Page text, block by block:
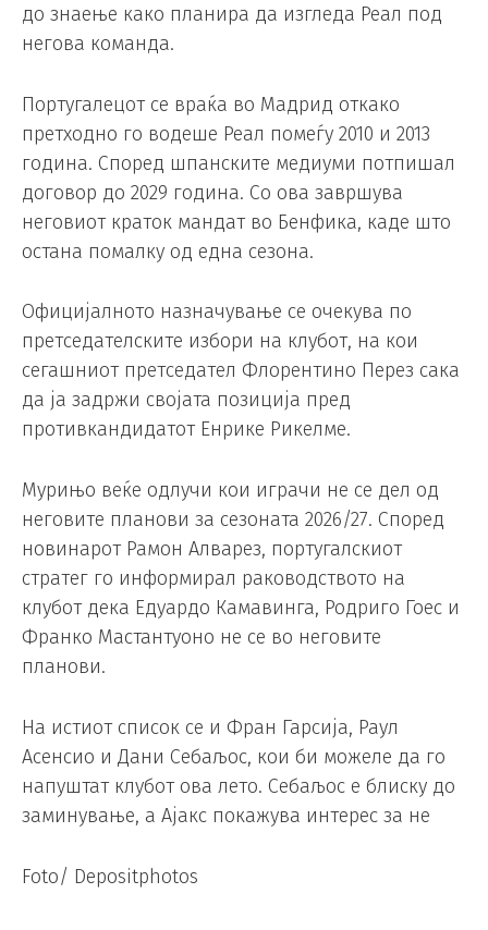
до знаење како планира да изгледа Реал под
негова команда.
Португалецот се враќа во Мадрид откако
претходно го водеше Реал помеѓу 2010 и 2013
година. Според шпанските медиуми потпишал
договор до 2029 година. Со ова завршува
неговиот краток мандат во Бенфика, каде што
остана помалку од една сезона.
Официјалното назначување се очекува по
претседателските избори на клубот, на кои
сегашниот претседател Флорентино Перез сака
да ја задржи својата позиција пред
противкандидатот Енрике Рикелме.
Мурињо веќе одлучи кои играчи не се дел од
неговите планови за сезоната 2026/27. Според
новинарот Рамон Алварез, португалскиот
стратег го информирал раководството на
клубот дека Едуардо Камавинга, Родриго Гоес и
Франко Мастантуоно не се во неговите
планови.
На истиот список се и Фран Гарсија, Раул
Асенсио и Дани Себаљос, кои би можеле да го
напуштат клубот ова лето. Себаљос е блиску до
заминување, а Ајакс покажува интерес за не
Foto/ Depositphotos